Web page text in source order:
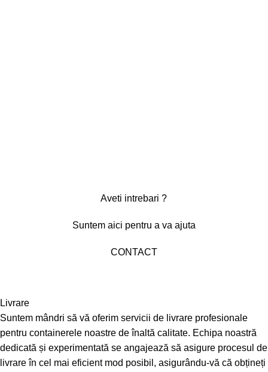
Aveti intrebari ?
Suntem aici pentru a va ajuta
CONTACT
Livrare
Suntem mândri să vă oferim servicii de livrare profesionale
pentru containerele noastre de înaltă calitate. Echipa noastră
dedicată și experimentată se angajează să asigure procesul de
livrare în cel mai eficient mod posibil, asigurându-vă că obțineți